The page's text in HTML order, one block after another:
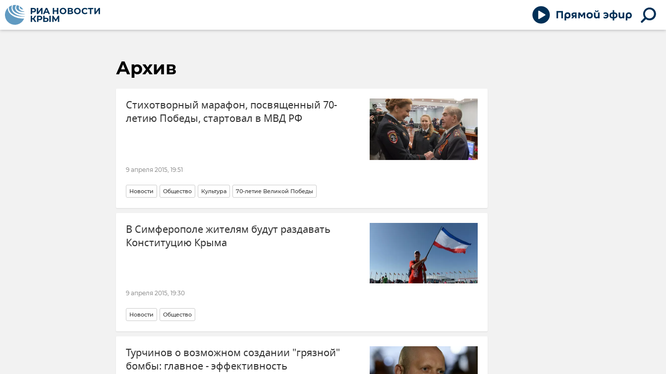
Архив
Стихотворный марафон, посвященный 70-
летию Победы, стартовал в МВД РФ
9 апреля 2015, 19:51
Новости Общество Культура 70-летие Великой Победы
В Симферополе жителям будут раздавать
Конституцию Крыма
9 апреля 2015, 19:30
Новости Общество
Турчинов о возможном создании "грязной"
бомбы: главное - эффективность